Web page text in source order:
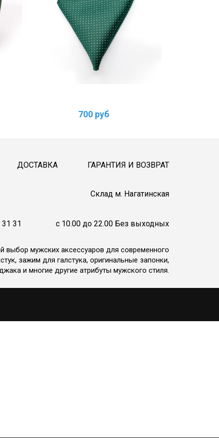
700 руб
ДОСТАВКА ГАРАНТИЯ И ВОЗВРАТ
Cклад м. Нагатинская
31 c 10.00 до 22.00 Без выходных
выбор мужских аксессуаров для современного
зажим для галстука, оригинальные запонки,
и многие другие атрибуты мужского стиля.